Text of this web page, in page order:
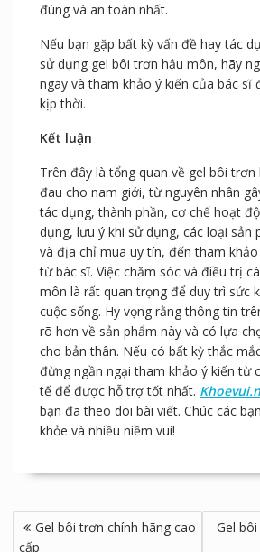
đúng và an toàn nhất.
Nếu bạn gặp bất kỳ vấn đề hay tác
sử dụng gel bôi trơn hậu môn, hãy
ngay và tham khảo ý kiến của bác sĩ
kịp thời.
Kết luận
Trên đây là tổng quan về gel bôi
đau cho nam giới, từ nguyên nhân
tác dụng, thành phần, cơ chế hoạt
dụng, lưu ý khi sử dụng, các loại sản
và địa chỉ mua uy tín, đến tham khảo
từ bác sĩ. Việc chăm sóc và điều trị
môn là rất quan trọng để duy trì sức
cuộc sống. Hy vọng rằng thông tin
rõ hơn về sản phẩm này và có lựa
cho bản thân. Nếu có bất kỳ thắc
đừng ngần ngại tham khảo ý kiến từ
tế để được hỗ trợ tốt nhất.
bạn đã theo dõi bài viết. Chúc các
khỏe và nhiều niềm vui!
ĐiềuGel bôi trơn chính hãng cao
cấp
Gel